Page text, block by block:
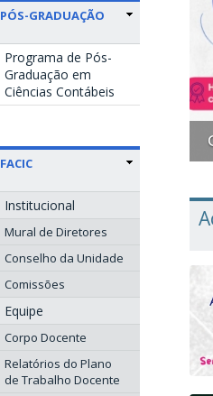
PÓS-GRADUAÇÃO
Programa de Pós-
Graduação em
Ciências Contábeis
FACIC
Institucional
Mural de Diretores
Conselho da Unidade
Comissões
Equipe
Corpo Docente
Relatórios do Plano
de Trabalho Docente